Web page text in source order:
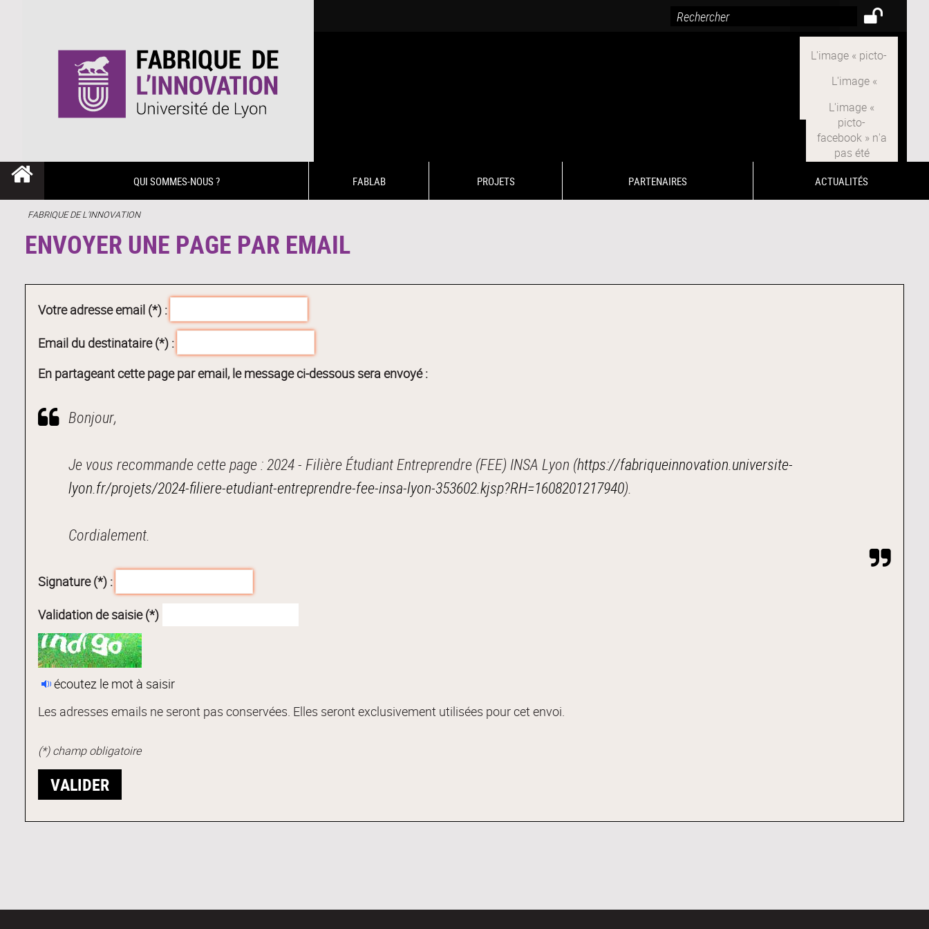
QUI SOMMES-NOUS ? FABLAB PROJETS PARTENAIRES ACTUALITÉS
FABRIQUE DE L'INNOVATION
ENVOYER UNE PAGE PAR EMAIL
Votre adresse email (*) :
Email du destinataire (*) :
En partageant cette page par email, le message ci-dessous sera envoyé :
Bonjour,
Je vous recommande cette page : 2024 - Filière Étudiant Entreprendre (FEE) INSA Lyon (https://fabriqueinnovation.universite-
lyon.fr/projets/2024-filiere-etudiant-entreprendre-fee-insa-lyon-353602.kjsp?RH=1608201217940).
Cordialement.
Signature (*) :
Validation de saisie (*)
écoutez le mot à saisir
Les adresses emails ne seront pas conservées. Elles seront exclusivement utilisées pour cet envoi.
(*) champ obligatoire